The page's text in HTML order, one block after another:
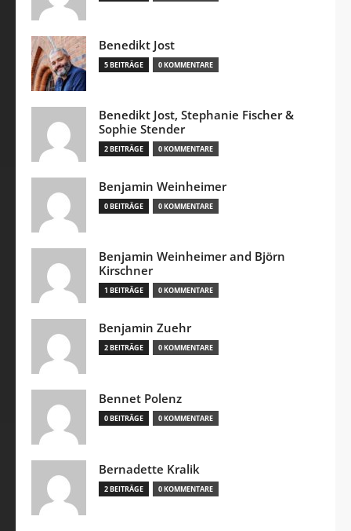
Benedikt Jost
5 BEITRÄGE 0 KOMMENTARE
Benedikt Jost, Stephanie Fischer &
Sophie Stender
2 BEITRÄGE 0 KOMMENTARE
Benjamin Weinheimer
0 BEITRÄGE 0 KOMMENTARE
Benjamin Weinheimer and Björn
Kirschner
1 BEITRÄGE 0 KOMMENTARE
Benjamin Zuehr
2 BEITRÄGE 0 KOMMENTARE
Bennet Polenz
0 BEITRÄGE 0 KOMMENTARE
Bernadette Kralik
2 BEITRÄGE 0 KOMMENTARE